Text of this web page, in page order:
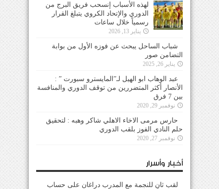
لهذه الأسباب إنسحب فريق البرج من
الدوري والإتحاد الكروي يتبلغ القرار
رسمياً خلال ساعات
يناير 13, 2026
شباب الساحل يبحث عن فوزه الأول من بوابة
التضامن صور
يناير 26, 2025
عبد الوهاب ابو الهيل لـ”المايسترو سبورت ” :
الأنصار أكثر المتضررين من توقف الدوري والمنافسة
بين 7 فرق
نوفمبر 29, 2020
حارس مرمى الاخاء الاهلي شاكر وهبه : لتحقيق
حلم النادي الفوز بلقب الدوري
نوفمبر 27, 2020
أخبار وأسرار
لقب ثانٍ للنجمة مع المدرب دراغان على حساب